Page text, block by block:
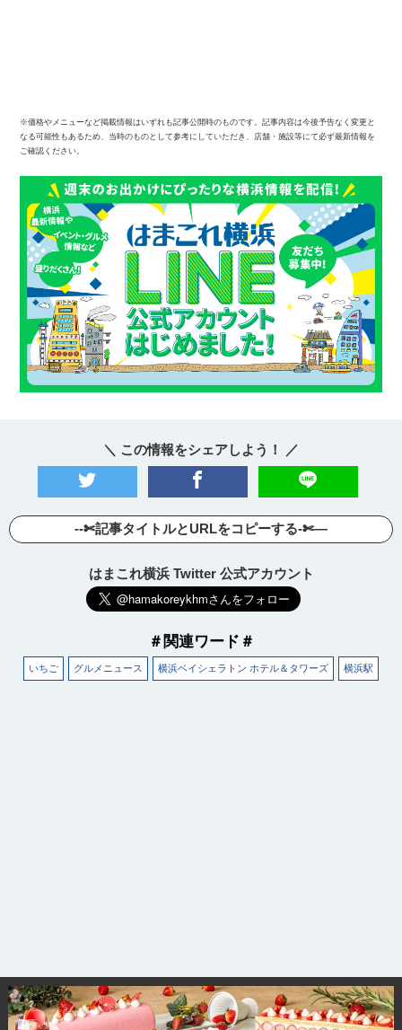
※価格やメニューなど掲載情報はいずれも記事公開時のものです。記事内容は今後予告なく変更と
なる可能性もあるため、当時のものとして参考にしていただき、店舗・施設等にて必ず最新情報を
ご確認ください。
＼ この情報をシェアしよう！ ／
--✄記事タイトルとURLをコピーする-✄—
はまこれ横浜 Twitter 公式アカウント
＃関連ワード＃
いちご グルメニュース 横浜ベイシェラトン ホテル＆タワーズ 横浜駅